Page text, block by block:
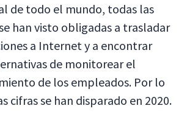
de todo el mundo, todas las
han visto obligadas a trasladar
a Internet y a encontrar
de monitorear el
de los empleados. Por lo
cifras se han disparado en 2020.